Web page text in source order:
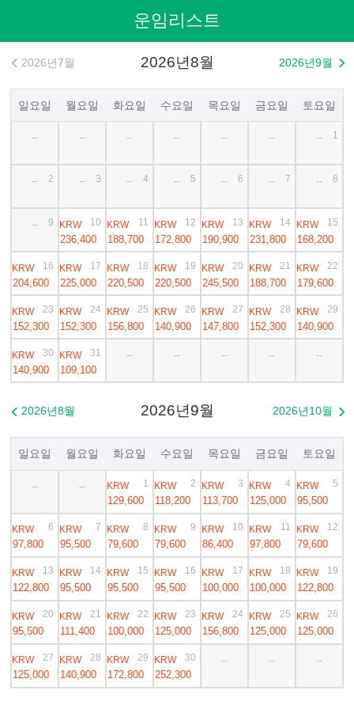
운임리스트
2026년8월
 2026년7월 2026년9월 
일요일 월요일 화요일 수요일 목요일 금요일 토요일
-- -- -- -- -- -- -- 1
-- 2 -- 3 -- 4 -- 5 -- 6 -- 7 -- 8
-- 9 KRW
236,400
10 KRW
188,700
11 KRW
172,800
12 KRW
190,900
13 KRW
231,800
14 KRW
168,200
15
KRW
204,600
16 KRW
225,000
17 KRW
220,500
18 KRW
220,500
19 KRW
245,500
20 KRW
188,700
21 KRW
179,600
22
KRW
152,300
23 KRW
152,300
24 KRW
156,800
25 KRW
140,900
26 KRW
147,800
27 KRW
152,300
28 KRW
140,900
29
KRW
140,900
30 KRW
109,100
31 -- -- -- -- --
2026년9월
 2026년8월 2026년10월 
일요일 월요일 화요일 수요일 목요일 금요일 토요일
-- -- KRW
129,600
1 KRW
118,200
2 KRW
113,700
3 KRW
125,000
4 KRW
95,500
5
KRW
97,800
6 KRW
95,500
7 KRW
79,600
8 KRW
79,600
9 KRW
86,400
10 KRW
97,800
11 KRW
79,600
12
KRW
122,800
13 KRW
95,500
14 KRW
95,500
15 KRW
95,500
16 KRW
100,000
17 KRW
100,000
18 KRW
122,800
19
KRW
95,500
20 KRW
111,400
21 KRW
100,000
22 KRW
125,000
23 KRW
156,800
24 KRW
125,000
25 KRW
125,000
26
KRW
125,000
27 KRW
140,900
28 KRW
172,800
29 KRW
252,300
30 -- -- --